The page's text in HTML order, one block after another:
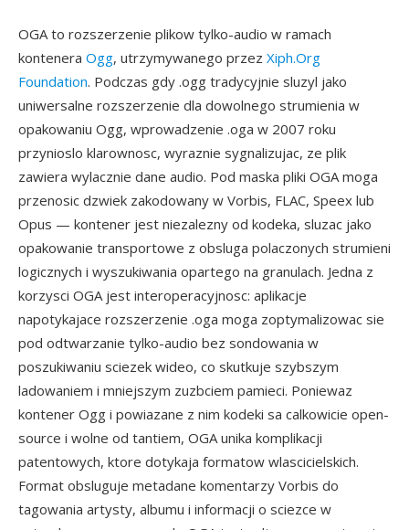
OGA to rozszerzenie plikow tylko-audio w ramach
kontenera Ogg, utrzymywanego przez Xiph.Org
Foundation. Podczas gdy .ogg tradycyjnie sluzyl jako
uniwersalne rozszerzenie dla dowolnego strumienia w
opakowaniu Ogg, wprowadzenie .oga w 2007 roku
przynioslo klarownosc, wyraznie sygnalizujac, ze plik
zawiera wylacznie dane audio. Pod maska pliki OGA moga
przenosic dzwiek zakodowany w Vorbis, FLAC, Speex lub
Opus — kontener jest niezalezny od kodeka, sluzac jako
opakowanie transportowe z obsluga polaczonych strumieni
logicznych i wyszukiwania opartego na granulach. Jedna z
korzysci OGA jest interoperacyjnosc: aplikacje
napotykajace rozszerzenie .oga moga zoptymalizowac sie
pod odtwarzanie tylko-audio bez sondowania w
poszukiwaniu sciezek wideo, co skutkuje szybszym
ladowaniem i mniejszym zuzbciem pamieci. Poniewaz
kontener Ogg i powiazane z nim kodeki sa calkowicie open-
source i wolne od tantiem, OGA unika komplikacji
patentowych, ktore dotykaja formatow wlascicielskich.
Format obsluguje metadane komentarzy Vorbis do
tagowania artysty, albumu i informacji o sciezce w